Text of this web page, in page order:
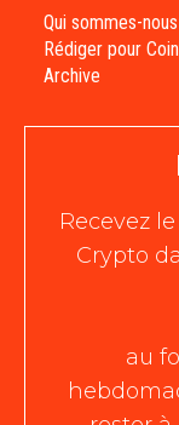
Qui sommes-
Rédiger pour
Archive
Recevez
Crypto
au